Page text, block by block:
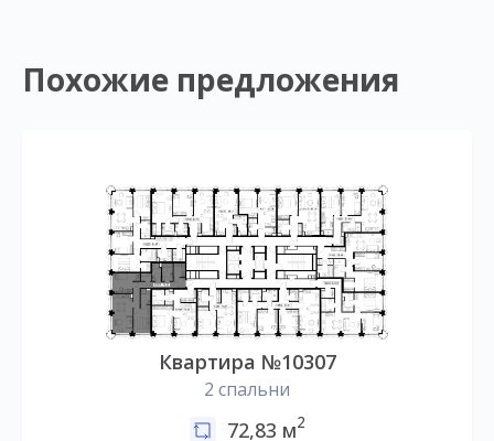
Похожие предложения
Квартира №10307
2 спальни
72,83 м2